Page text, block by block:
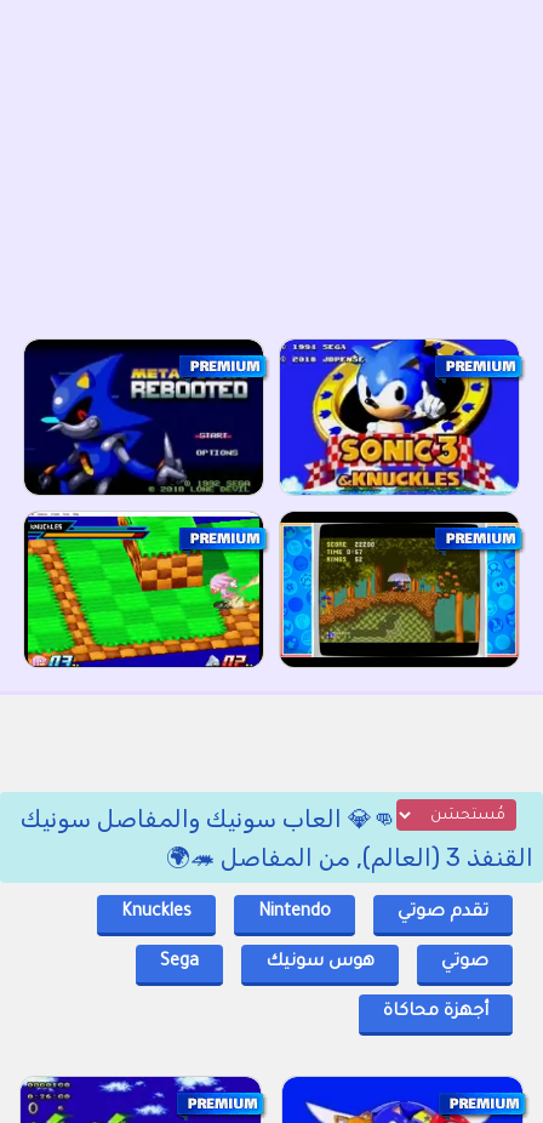
👊💎 العاب سونيك والمفاصل سونيك
القنفذ 3 (العالم), من المفاصل 🦔🌍
تقدم صوتي Nintendo
Knuckles
صوتي هوس سونيك Sega
أجهزة محاكاة